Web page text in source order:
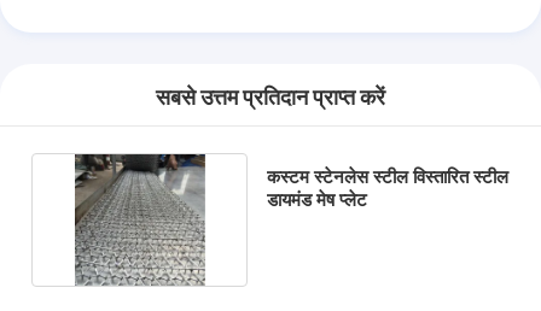
सबसे उत्तम प्रतिदान प्राप्त करें
कस्टम स्टेनलेस स्टील विस्तारित स्टील
डायमंड मेष प्लेट